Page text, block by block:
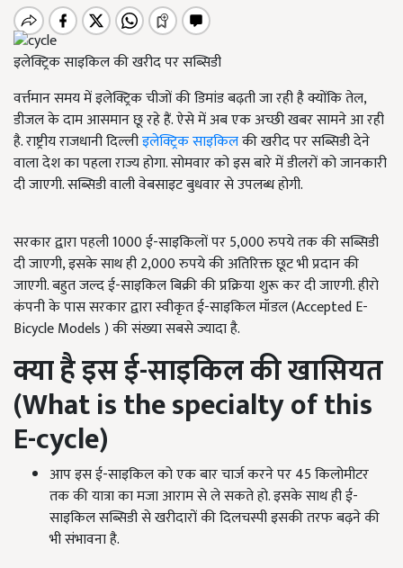
इलेक्ट्रिक साइकिल की खरीद पर सब्सिडी
वर्त्तमान समय में इलेक्ट्रिक चीजों की डिमांड बढ़ती जा रही है क्योंकि तेल,
डीजल के दाम आसमान छू रहे हैं. ऐसे में अब एक अच्छी खबर सामने आ रही
है. राष्ट्रीय राजधानी दिल्लीइलेक्ट्रिक साइकिलकी खरीद पर सब्सिडी देने
वाला देश का पहला राज्य होगा. सोमवार को इस बारे में डीलरों को जानकारी
दी जाएगी. सब्सिडी वाली वेबसाइट बुधवार से उपलब्ध होगी.
सरकार द्वारा पहली 1000 ई-साइकिलों पर 5,000 रुपये तक की सब्सिडी
दी जाएगी,इसके साथ ही 2,000 रुपये की अतिरिक्त छूट भी प्रदान की
जाएगी. बहुत जल्द ई-साइकिल बिक्री की प्रक्रिया शुरू कर दी जाएगी. हीरो
कंपनी के पास सरकार द्वारा स्वीकृत ई-साइकिल मॉडल (Accepted E-
Bicycle Models )की संख्या सबसे ज्यादा है.
क्या है इस ई-साइकिल की खासियत
(What is the specialty of this
E-cycle)
आप इस ई-साइकिल को एक बार चार्ज करने पर 45 किलोमीटर
तक की यात्रा का मजा आराम से ले सकते हो. इसके साथ ही ई-
साइकिल सब्सिडी से खरीदारों की दिलचस्पी इसकी तरफ बढ़ने की
भी संभावना है.